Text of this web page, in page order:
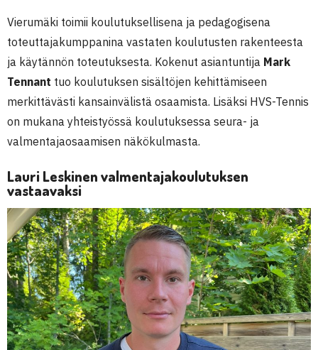
Vierumäki toimii koulutuksellisena ja pedagogisena
toteuttajakumppanina vastaten koulutusten rakenteesta
ja käytännön toteutuksesta. Kokenut asiantuntija Mark
Tennant tuo koulutuksen sisältöjen kehittämiseen
merkittävästi kansainvälistä osaamista. Lisäksi HVS-Tennis
on mukana yhteistyössä koulutuksessa seura- ja
valmentajaosaamisen näkökulmasta.
Lauri Leskinen valmentajakoulutuksen
vastaavaksi